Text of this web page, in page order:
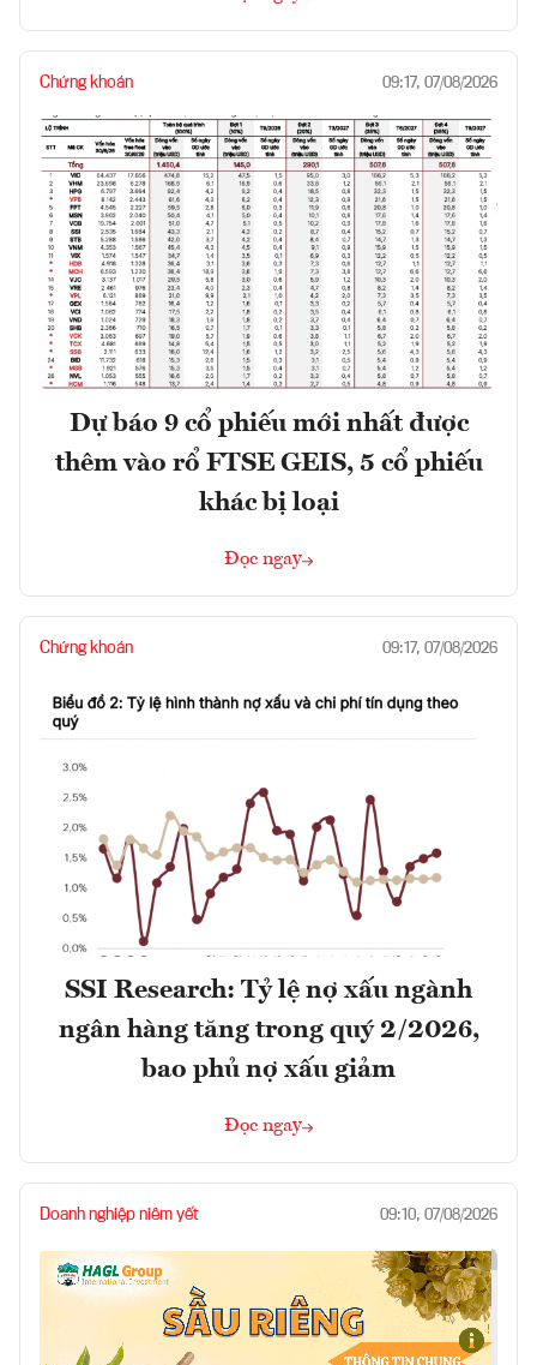
Chứng khoán 09:17, 07/08/2026
Dự báo 9 cổ phiếu mới nhất được
thêm vào rổ FTSE GEIS, 5 cổ phiếu
khác bị loại
Đọc ngay
Chứng khoán 09:17, 07/08/2026
SSI Research: Tỷ lệ nợ xấu ngành
ngân hàng tăng trong quý 2/2026,
bao phủ nợ xấu giảm
Đọc ngay
Doanh nghiệp niêm yết 09:10, 07/08/2026